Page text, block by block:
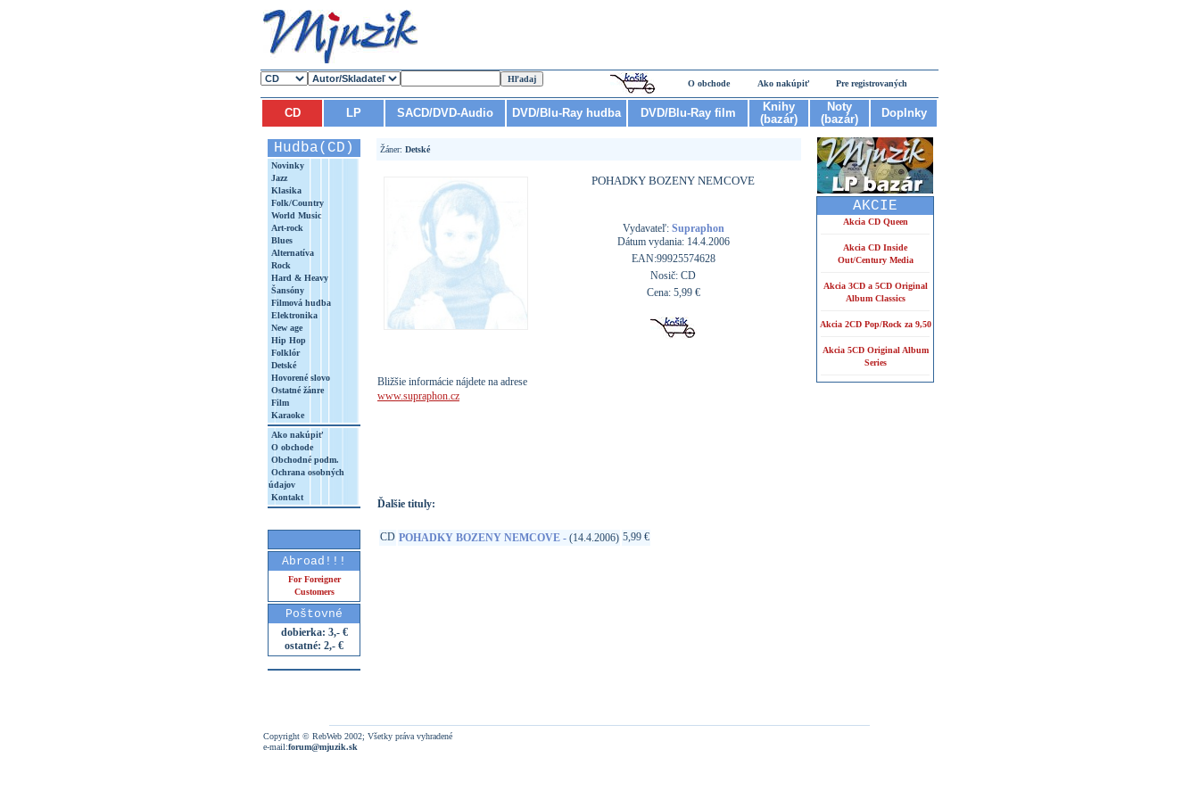
O obchode Ako nakúpiť Pre registrovaných
CD LP SACD/DVD-Audio DVD/Blu-Ray hudba DVD/Blu-Ray film
Knihy
(bazár)
Noty
(bazár)
Doplnky
Hudba(CD)
Novinky
Jazz
Klasika
Folk/Country
World Music
Art-rock
Blues
Alternatíva
Rock
Hard & Heavy
Šansóny
Filmová hudba
Elektronika
New age
Hip Hop
Folklór
Detské
Hovorené slovo
Ostatné žánre
Film
Karaoke
Ako nakúpiť
O obchode
Obchodné podm.
Ochrana osobných
údajov
Kontakt
Abroad!!!
For Foreigner
Customers
Poštovné
dobierka: 3,- €
ostatné: 2,- €
Žáner: Detské
POHADKY BOZENY NEMCOVE
Vydavateľ: Supraphon
Dátum vydania: 14.4.2006
EAN:99925574628
Nosič: CD
Cena: 5,99 €
Bližšie informácie nájdete na adrese
www.supraphon.cz
Ďalšie tituly:
CD POHADKY BOZENY NEMCOVE - (14.4.2006) 5,99 €
AKCIE
Akcia CD Queen
Akcia CD Inside
Out/Century Media
Akcia 3CD a 5CD Original
Album Classics
Akcia 2CD Pop/Rock za 9,50
Akcia 5CD Original Album
Series
Copyright © RebWeb 2002; Všetky práva vyhradené
e-mail:forum@mjuzik.sk